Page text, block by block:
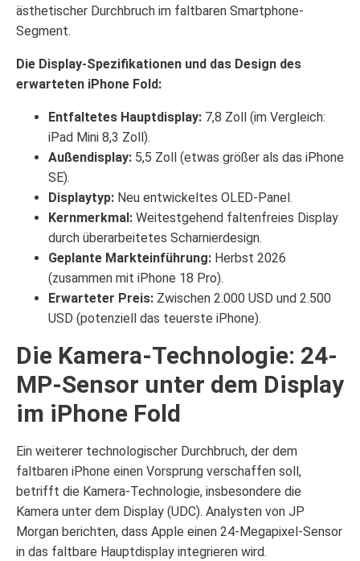
ästhetischer Durchbruch im faltbaren Smartphone-
Segment.
Die Display-Spezifikationen und das Design des
erwarteten iPhone Fold:
Entfaltetes Hauptdisplay: 7,8 Zoll (im Vergleich:
iPad Mini 8,3 Zoll).
Außendisplay: 5,5 Zoll (etwas größer als das iPhone
SE).
Displaytyp: Neu entwickeltes OLED-Panel.
Kernmerkmal: Weitestgehend faltenfreies Display
durch überarbeitetes Scharnierdesign.
Geplante Markteinführung: Herbst 2026
(zusammen mit iPhone 18 Pro).
Erwarteter Preis: Zwischen 2.000 USD und 2.500
USD (potenziell das teuerste iPhone).
Die Kamera-Technologie: 24-
MP-Sensor unter dem Display
im iPhone Fold
Ein weiterer technologischer Durchbruch, der dem
faltbaren iPhone einen Vorsprung verschaffen soll,
betrifft die Kamera-Technologie, insbesondere die
Kamera unter dem Display (UDC). Analysten von JP
Morgan berichten, dass Apple einen 24-Megapixel-Sensor
in das faltbare Hauptdisplay integrieren wird.